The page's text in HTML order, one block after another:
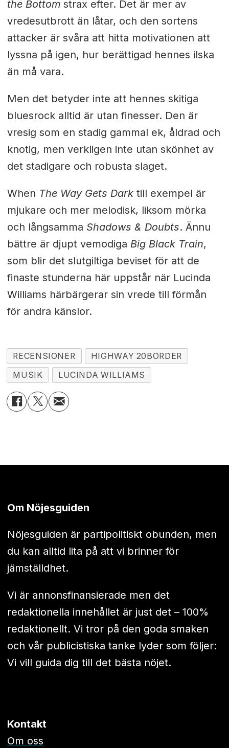
the Bottomstrax efter. Det är mer av
vredesutbrott än låtar, och den sortens
attacker är svåra att hitta motivationen att
lyssna på igen, hur berättigad hennes ilska
än må vara.
Men det betyder inte att hennes skitiga
bluesrock alltid är utan finesser. Den är
vresig som en stadig gammal ek, åldrad och
knotig, men verkligen inte utan skönhet av
det stadigare och robusta slaget.
When The Way Gets Dark till exempel är
mjukare och mer melodisk, liksom mörka
och långsamma Shadows & Doubts. Ännu
bättre är djupt vemodiga Big Black Train,
som blir det slutgiltiga beviset för att de
finaste stunderna här uppstår när Lucinda
Williams härbärgerar sin vrede till förmån
för andra känslor.
RECENSIONER
HIGHWAY 20BORDER
MUSIK
LUCINDA WILLIAMS
Om Nöjesguiden
Nöjesguiden är partipolitiskt obunden, men
du kan alltid lita på att vi brinner för
jämställdhet.
Vi är annonsfinansierade men det
redaktionella innehållet är just det – 100%
redaktionellt. Vi tror på den goda smaken
och vår publicistiska tanke lyder som följer:
Vi vill guida dig till det bästa nöjet.
Kontakt
Om oss